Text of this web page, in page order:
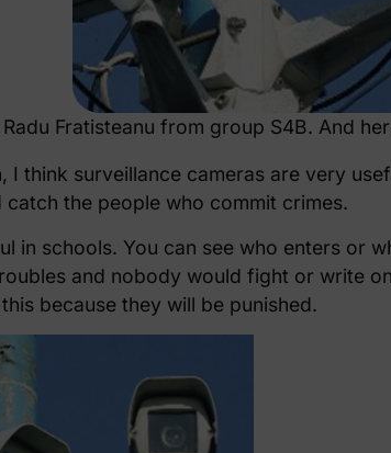
Fratisteanu from group S4B. And
I think surveillance cameras are very
catch the people who commit crimes.
in schools. You can see who enters or
and nobody would fight or write
because they will be punished.